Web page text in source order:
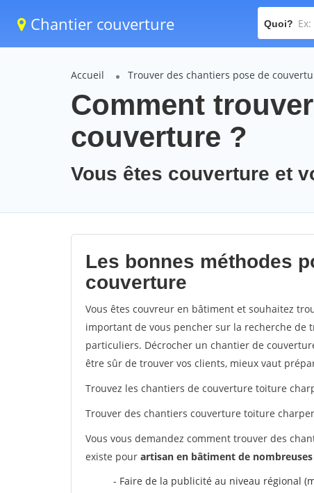
Chantier couverture Quoi?
Accueil Trouver des chantiers pose de
Comment
couverture ?
Vous êtes couverture et
Les bonnes méthodes
couverture
Vous êtes couvreur en bâtiment et souhaitez
important de vous pencher sur la recherche
particuliers. Décrocher un chantier de
être sûr de trouver vos clients, mieux vaut
Trouvez les chantiers de couverture toiture
Trouver des chantiers couverture toiture
Vous vous demandez comment trouver des
existe pour artisan en bâtiment de
- Faire de la publicité au niveau régional